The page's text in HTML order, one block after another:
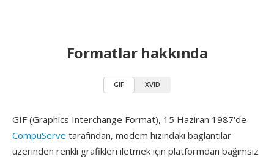
Formatlar hakkında
GIF XVID
GIF (Graphics Interchange Format), 15 Haziran 1987'de
CompuServe tarafından, modem hizindaki baglantilar
üzerinden renkli grafikleri iletmek için platformdan bağımsız